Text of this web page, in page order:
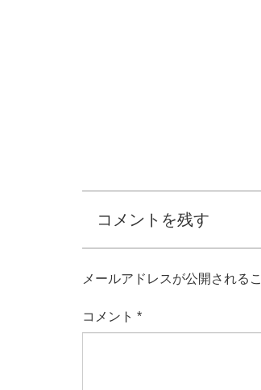
コメントを残す
メールアドレスが公開される
コメント *